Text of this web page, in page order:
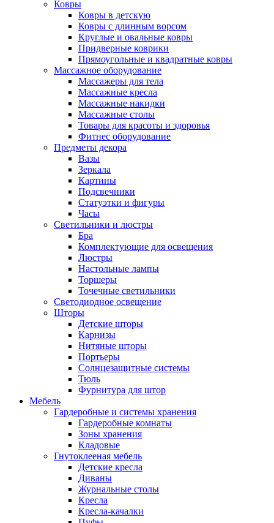
Ковры
Ковры в детскую
Ковры с длинным ворсом
Круглые и овальные ковры
Придверные коврики
Прямоугольные и квадратные ковры
Массажное оборудование
Массажеры для тела
Массажные кресла
Массажные накидки
Массажные столы
Товары для красоты и здоровья
Фитнес оборудование
Предметы декора
Вазы
Зеркала
Картины
Подсвечники
Статуэтки и фигуры
Часы
Светильники и люстры
Бра
Комплектующие для освещения
Люстры
Настольные лампы
Торшеры
Точечные светильники
Светодиодное освещение
Шторы
Детские шторы
Карнизы
Нитяные шторы
Портьеры
Солнцезащитные системы
Тюль
Фурнитура для штор
Мебель
Гардеробные и системы хранения
Гардеробные комнаты
Зоны хранения
Кладовые
Гнутоклееная мебель
Детские кресла
Диваны
Журнальные столы
Кресла
Кресла-качалки